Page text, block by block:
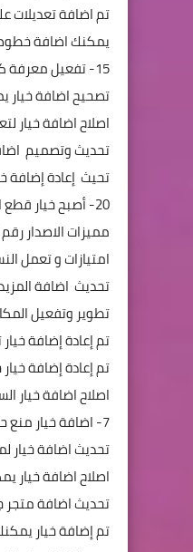
تم اضافة تعديلات
يمكنك اضافة
15- تفعيل معرفة كم مره قمت بتحويل الرساله (حدد الرسالة - معلومات).
تصحيح اضافة خيار
اصلاح اضافة خيار
تحديث وتصميم اضافة 8 اشكال للشاشة
تحيث إعادة إضافة
20- أصبح خيار قطع الإنترنت في كل واجهات التطبيق.
مميزات الاصدار رقم 22:
امتيازات و تعمل النسخة بمدة
تحديث اضافة
تطوير وتفعيل
تم إعادة إضافة
تم إعادة إضافة
اصلاح اضافة خيار
7- اضافة خيار منع حذف الحالات من عندك(لايمكن لشخص حذف حالتة من عندك).
تحديث اضافة خيار
اصلاح اضافة
تحديث اضافة متجر
تم إضافة خيار